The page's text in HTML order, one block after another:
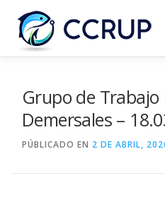
Grupo de
Demersales –
PÚBLICADO EN 2 DE ABRIL,